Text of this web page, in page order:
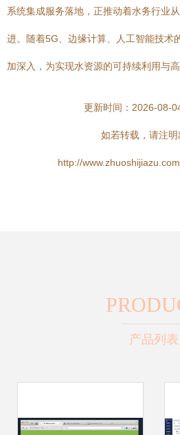
系统集成服务落地，正推动着水务行业
进。随着5G、边缘计算、人工智能技术
加深入，为实现水资源的可持续利用与
更新时间：2026-08-
如若转载，请注明
http://
产品列表